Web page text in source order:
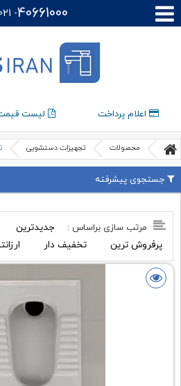
-40661000
اعلام پرداخت لیست
محصولات تجهیزات دستشویی
جستجوی پیشرفته
مرتب سازی براساس : جدیدترین
پرفروش ترین
تخفیف دار